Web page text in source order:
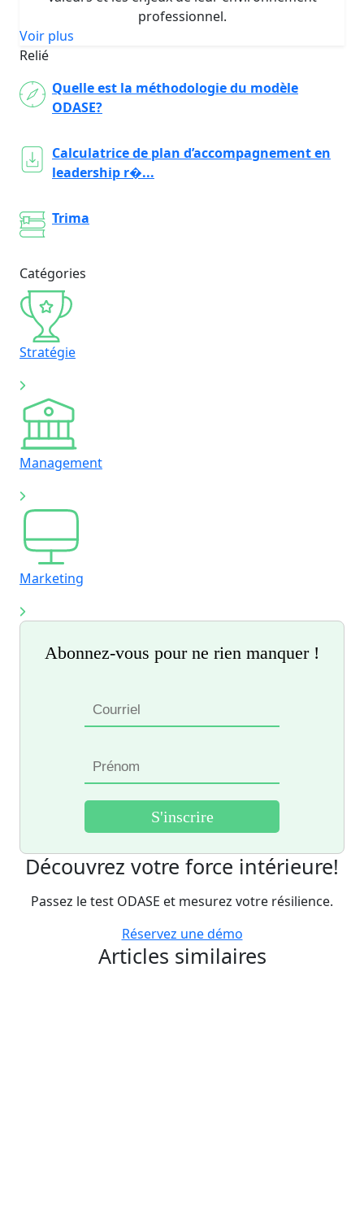
professionnel.
Voir plus
Relié
Quelle est la méthodologie du modèle
ODASE?
Calculatrice de plan d’accompagnement en
leadership r�...
Trima
Catégories
Stratégie
Management
Marketing
Abonnez-vous pour ne rien manquer !
Découvrez votre force intérieure!
Passez le test ODASE et mesurez votre résilience.
Réservez une démo
Articles similaires